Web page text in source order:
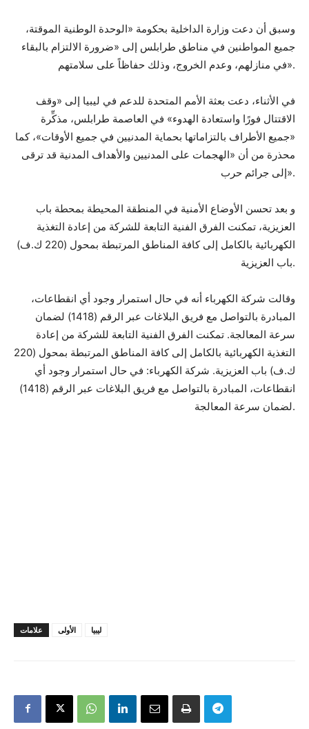
وسبق أن دعت وزارة الداخلية بحكومة «الوحدة الوطنية الموقتة،
جميع المواطنين في مناطق طرابلس إلى «ضرورة الالتزام بالبقاء
في منازلهم، وعدم الخروج، وذلك حفاظاً على سلامتهم».
في الأثناء، دعت بعثة الأمم المتحدة للدعم في ليبيا إلى «وقف
الاقتتال فورًا واستعادة الهدوء» في العاصمة طرابلس، مذكِّرة
«جميع الأطراف بالتزاماتها بحماية المدنيين في جميع الأوقات»، كما
محذرة من أن «الهجمات على المدنيين والأهداف المدنية قد ترقى
إلى جرائم حرب».
و بعد تحسن الأوضاع الأمنية في المنطقة المحيطة بمحطة باب
العزيزية، تمكنت الفرق الفنية التابعة للشركة من إعادة التغذية
الكهربائية بالكامل إلى كافة المناطق المرتبطة بمحول (220 ك.ف)
باب العزيزية.
وقالت شركة الكهرباء أنه في حال استمرار وجود أي انقطاعات،
المبادرة بالتواصل مع فريق البلاغات عبر الرقم (1418) لضمان
سرعة المعالجة. تمكنت الفرق الفنية التابعة للشركة من إعادة
التغذية الكهربائية بالكامل إلى كافة المناطق المرتبطة بمحول (220
ك.ف) باب العزيزية. شركة الكهرباء: في حال استمرار وجود أي
انقطاعات، المبادرة بالتواصل مع فريق البلاغات عبر الرقم (1418)
لضمان سرعة المعالجة.
علامات الأولى ليبيا